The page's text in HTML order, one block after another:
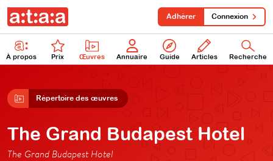
À propos Prix Œuvres Annuaire Guide Articles Recherche
Adhérer Connexion
Répertoire des œuvres
The Grand Budapest Hotel
The Grand Budapest Hotel